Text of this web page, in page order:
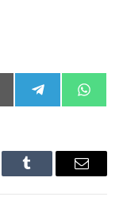
Compartir
en
Telegram
en
Tumblr Email